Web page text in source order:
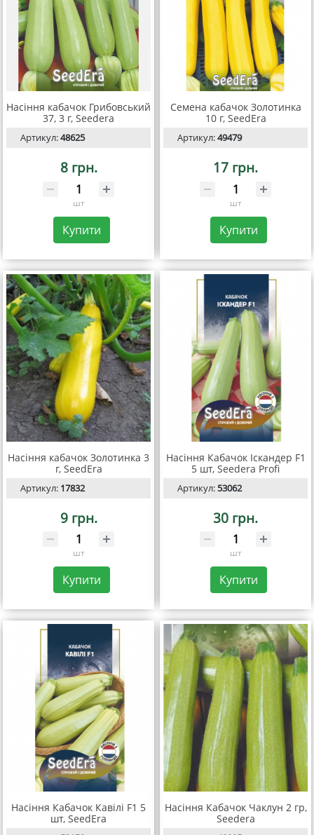
Насіння кабачок Грибовський
37, 3 г, Seedera
Артикул:48625
8 грн.
шт
Купити
Семена кабачок Золотинка
10 г, SeedEra
Артикул:49479
17 грн.
шт
Купити
Насіння кабачок Золотинка 3
г, SeedEra
Артикул: 17832
9 грн.
шт
Купити
Насіння Кабачок Іскандер F1
5 шт, Seedera Profi
Артикул:53062
30 грн.
шт
Купити
Насіння Кабачок Кавілі F1 5
шт, SeedEra
Насіння Кабачок Чаклун 2 гр,
Seedera